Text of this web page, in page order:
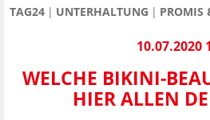
TAG24 UNTERHALTUNG PROMIS
10.07.2020
WELCHE BIKINI-
HIER ALLEN